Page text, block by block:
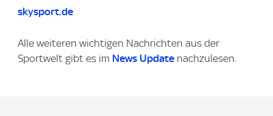
skysport.de
Alle weiteren wichtigen Nachrichten aus der
Sportwelt gibt es im News Update nachzulesen.